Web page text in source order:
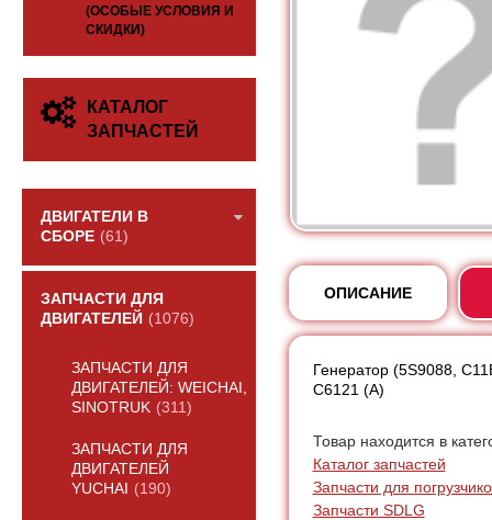
(ОСОБЫЕ УСЛОВИЯ И
СКИДКИ)
КАТАЛОГ
ЗАПЧАСТЕЙ
ДВИГАТЕЛИ В
СБОРЕ (61)
ЗАПЧАСТИ ДЛЯ
ДВИГАТЕЛЕЙ (1076)
ЗАПЧАСТИ ДЛЯ
ДВИГАТЕЛЕЙ: WEICHAI,
SINOTRUK (311)
ЗАПЧАСТИ ДЛЯ
ДВИГАТЕЛЕЙ
YUCHAI (190)
ОПИСАНИЕ
Генератор (5S9088,
C6121 (А)
Товар находится в
Каталог запчастей
Запчасти для
Запчасти SDLG